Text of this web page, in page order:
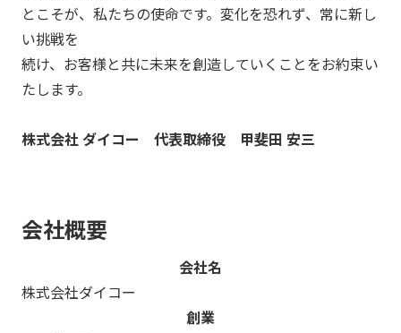
とこそが、私たちの使命です。変化を恐れず、常に新し
い挑戦を
続け、お客様と共に未来を創造していくことをお約束い
たします。
株式会社 ダイコー 代表取締役 甲斐田 安三
会社概要
会社名
株式会社ダイコー
創業